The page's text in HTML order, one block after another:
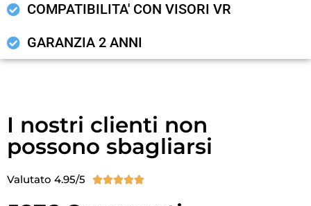
COMPATIBILITA' CON VISORI VR
GARANZIA 2 ANNI
I nostri clienti non
possono sbagliarsi
Valutato 4.95/5 